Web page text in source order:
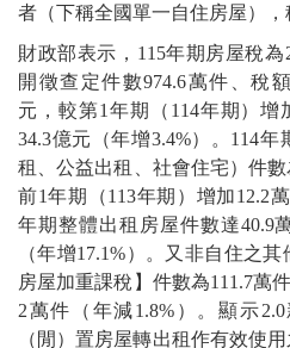
者（下稱全國單一自住房屋），
財政部表示，115年期房屋稅
開徵查定件數974.6萬件、稅
元，較第1年期（114年期）增
34.3億元（年增3.4%）。114
租、公益出租、社會住宅）件
前1年期（113年期）增加12.2
年期整體出租房屋件數達40.9
（年增17.1%）。又非自住之
房屋加重課稅】件數為111.7萬
2萬件（年減1.8%）。顯示
（閒）置房屋轉出租作有效使